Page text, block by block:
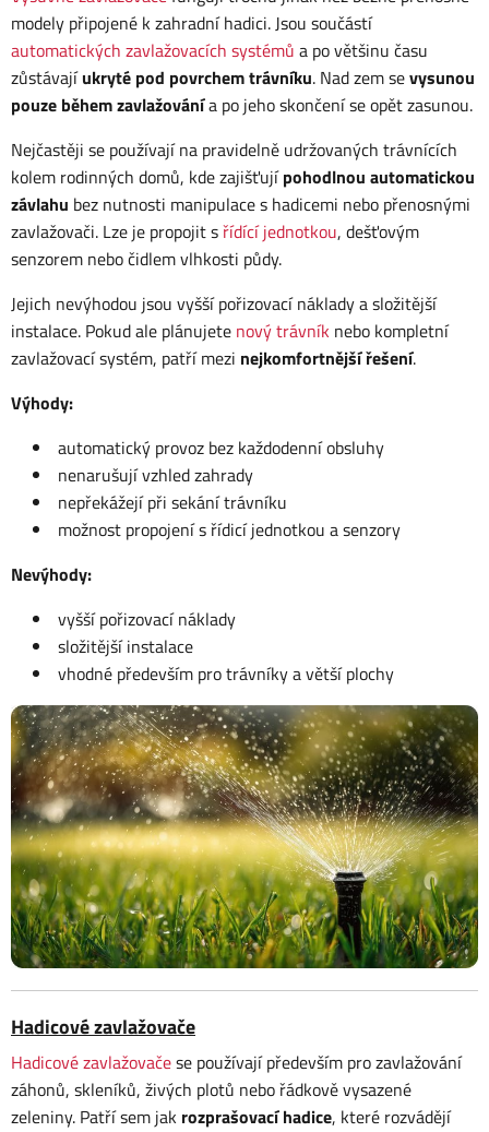
modely připojené k zahradní hadici. Jsou součástí
automatických zavlažovacích systémů a po většinu času
zůstávajíukryté pod povrchem trávníku. Nad zem sevysunou
pouze během zavlažovánía po jeho skončení se opět zasunou.
Nejčastěji se používají na pravidelně udržovaných trávnících
kolem rodinných domů, kde zajišťujípohodlnou automatickou
závlahu bez nutnosti manipulace s hadicemi nebo přenosnými
zavlažovači. Lze je propojit sřídící jednotkou, dešťovým
senzorem nebo čidlem vlhkosti půdy.
Jejich nevýhodou jsou vyšší pořizovací náklady a složitější
instalace. Pokud ale plánujete nový trávník nebo kompletní
zavlažovací systém, patří mezi nejkomfortnější řešení.
Výhody:
automatický provoz bez každodenní obsluhy
nenarušují vzhled zahrady
nepřekážejí při sekání trávníku
možnost propojení s řídicí jednotkou a senzory
Nevýhody:
vyšší pořizovací náklady
složitější instalace
vhodné především pro trávníky a větší plochy
Hadicové zavlažovače
Hadicové zavlažovačese používají především pro zavlažování
záhonů, skleníků, živých plotů nebo řádkově vysazené
zeleniny. Patří sem jak rozprašovací hadice, které rozvádějí